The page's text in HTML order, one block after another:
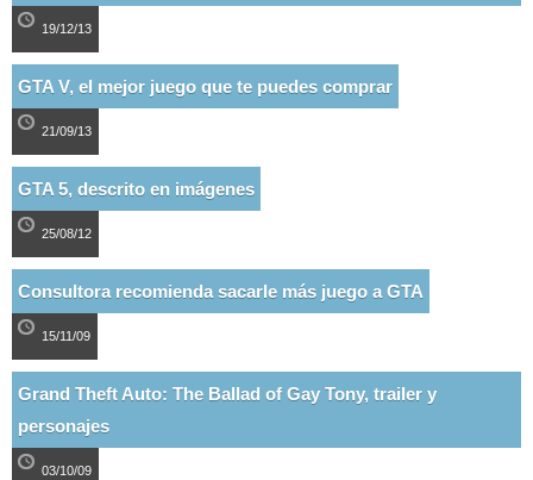
19/12/13
GTA V, el mejor juego que te puedes comprar
21/09/13
GTA 5, descrito en imágenes
25/08/12
Consultora recomienda sacarle más juego a GTA
15/11/09
Grand Theft Auto: The Ballad of Gay Tony, trailer y
personajes
03/10/09